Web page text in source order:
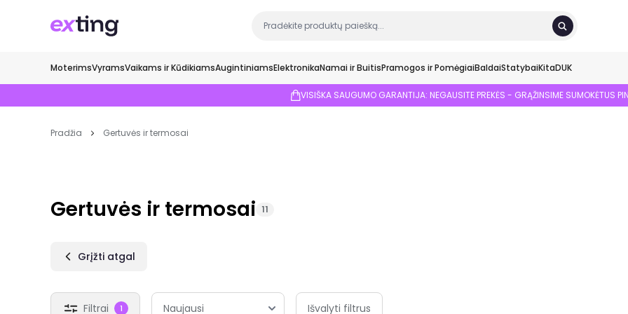
MoterimsVyramsVaikams ir KūdikiamsAugintiniamsElektronikaNamai ir BuitisPramogos ir PomėgiaiBaldaiStatybaiKitaDUK
VISIŠKA SAUGUMO GARANTIJA: NEGAUSITE PREKĖS - GRĄŽINSIME SUMOKĖTUS
Pradžia Gertuvės ir termosai
Gertuvės ir termosai 11
Grįžti atgal
Filtrai 1 Išvalyti filtrus